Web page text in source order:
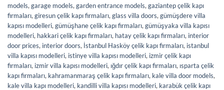
models, garage models, garden entrance models, gaziantep çelik kapı
firmaları, giresun çelik kapı firmaları, glass villa doors, gümüşdere villa
kapısı modelleri, gümüşhane çelik kapı firmaları, gümüşyaka villa kapısı
modelleri, hakkari çelik kapı firmaları, hatay çelik kapı firmaları, interior
door prices, interior doors, İstanbul Hasköy çelik kapı firmaları, istanbul
villa kapısı modelleri, istinye villa kapısı modelleri, izmir çelik kapı
firmaları, izmir villa kapısı modelleri, ığdır çelik kapı firmaları, ısparta çelik
kapı firmaları, kahramanmaraş çelik kapı firmaları, kale villa door models,
kale villa kapı modelleri, kandilli villa kapısı modelleri, karabük çelik kapı